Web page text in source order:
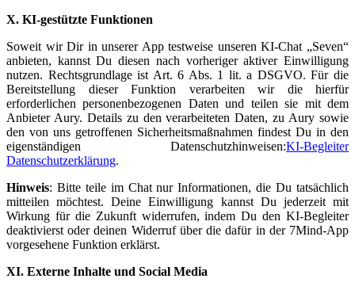
X. KI-gestützte Funktionen
Soweit wir Dir in unserer App testweise unseren KI-Chat „Seven“
anbieten, kannst Du diesen nach vorheriger aktiver Einwilligung
nutzen. Rechtsgrundlage ist Art. 6 Abs. 1 lit. a DSGVO. Für die
Bereitstellung dieser Funktion verarbeiten wir die hierfür
erforderlichen personenbezogenen Daten und teilen sie mit dem
Anbieter Aury. Details zu den verarbeiteten Daten, zu Aury sowie
den von uns getroffenen Sicherheitsmaßnahmen findest Du in den
eigenständigen Datenschutzhinweisen:KI-Begleiter
Datenschutzerklärung.
Hinweis: Bitte teile im Chat nur Informationen, die Du tatsächlich
mitteilen möchtest. Deine Einwilligung kannst Du jederzeit mit
Wirkung für die Zukunft widerrufen, indem Du den KI-Begleiter
deaktivierst oder deinen Widerruf über die dafür in der 7Mind-App
vorgesehene Funktion erklärst.
XI. Externe Inhalte und Social Media